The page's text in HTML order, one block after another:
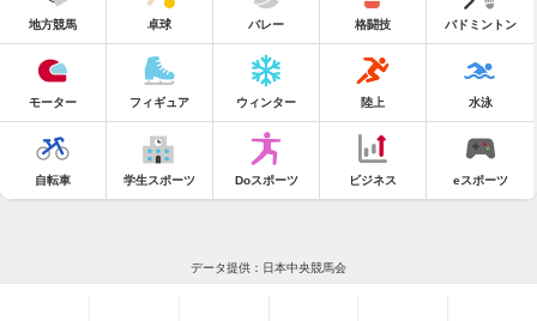
地方競馬 卓球 バレー 格闘技 バドミントン
モーター フィギュア ウィンター 陸上 水泳
自転車 学生スポーツ Doスポーツ ビジネス eスポーツ
データ提供：日本中央競馬会